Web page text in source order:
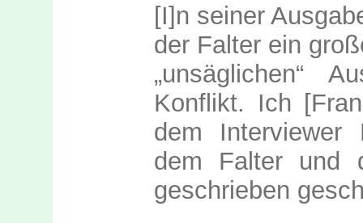
[I]n seiner
der Falter ein
„unsäglichen“
Konflikt. Ich
dem Interviewer
dem Falter und
geschrieben